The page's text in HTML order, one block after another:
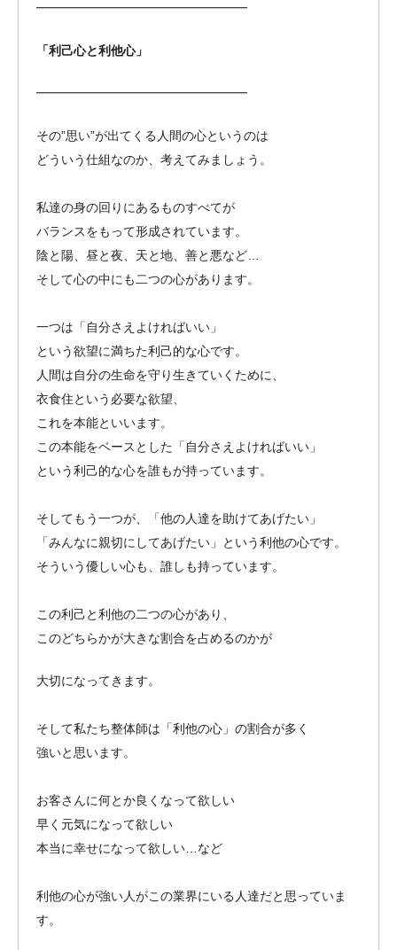
━━━━━━━━━━━━━━━━━
「利己心と利他心」
━━━━━━━━━━━━━━━━━
その”思い”が出てくる人間の心というのは
どういう仕組なのか、考えてみましょう。
私達の身の回りにあるものすべてが
バランスをもって形成されています。
陰と陽、昼と夜、天と地、善と悪など…
そして心の中にも二つの心があります。
一つは「自分さえよければいい」
という欲望に満ちた利己的な心です。
人間は自分の生命を守り生きていくために、
衣食住という必要な欲望、
これを本能といいます。
この本能をベースとした「自分さえよければいい」
という利己的な心を誰もが持っています。
そしてもう一つが、「他の人達を助けてあげたい」
「みんなに親切にしてあげたい」という利他の心です。
そういう優しい心も、誰しも持っています。
この利己と利他の二つの心があり、
このどちらかが大きな割合を占めるのかが
大切になってきます。
そして私たち整体師は「利他の心」の割合が多く
強いと思います。
お客さんに何とか良くなって欲しい
早く元気になって欲しい
本当に幸せになって欲しい…など
利他の心が強い人がこの業界にいる人達だと思っていま
す。